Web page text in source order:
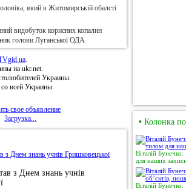
який в Житомирській обалсті
видобуток корисних копалин
голови Луганської ОДА
.
на ukr.net.
Украины.
всей Украины.
свое объявление
Загрузка...
з Днем знань учнів
• Колонка
Віталій
для наших
Віталій